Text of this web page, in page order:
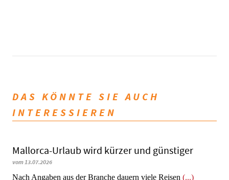
DAS KÖNNTE SIE AUCH
INTERESSIEREN
Mallorca-Urlaub wird kürzer und günstiger
vom 13.07.2026
Nach Angaben aus der Branche dauern viele Reisen (...)